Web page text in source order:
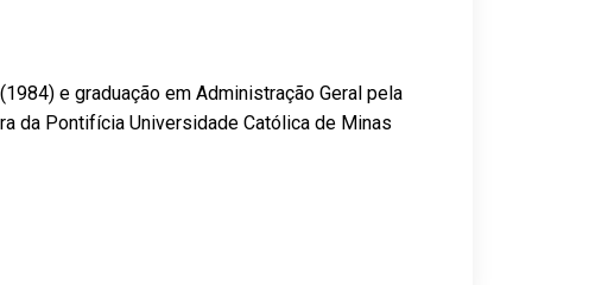
e graduação em Administração Geral pela
da Pontifícia Universidade Católica de Minas